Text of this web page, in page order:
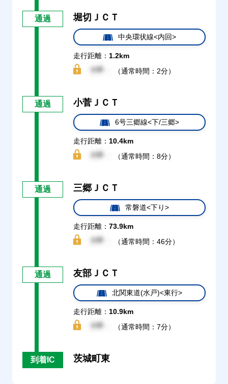
通過 堀切ＪＣＴ
中央環状線<内回>
走行距離： 1.2km
（通常時間：2分）
通過 小菅ＪＣＴ
6号三郷線<下/三郷>
走行距離： 10.4km
（通常時間：8分）
通過 三郷ＪＣＴ
常磐道<下り>
走行距離： 73.9km
（通常時間：46分）
通過 友部ＪＣＴ
北関東道(水戸)<東行>
走行距離： 10.9km
（通常時間：7分）
到着IC 茨城町東